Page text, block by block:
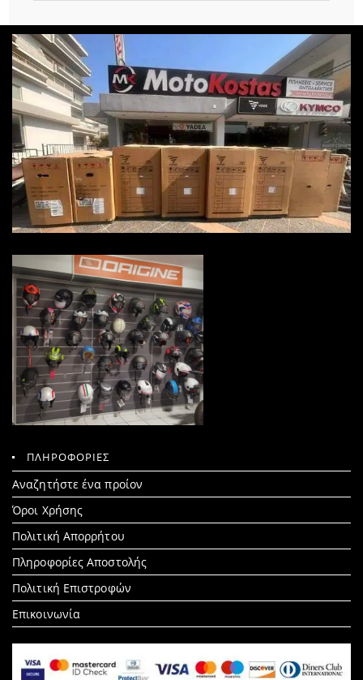
ΠΛΗΡΟΦΟΡΙΕΣ
Αναζητήστε ένα προίον
Search
for:
Όροι Χρήσης
Πολιτική Απορρήτου
Πληροφορίες Αποστολής
Πολιτική Επιστροφών
Επικοινωνία